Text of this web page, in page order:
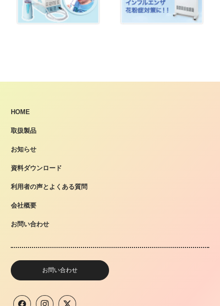
HOME
取扱製品
お知らせ
資料ダウンロード
利用者の声とよくある質問
会社概要
お問い合わせ
お問い合わせ